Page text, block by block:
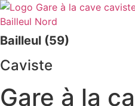
Bailleul (59)
Caviste
Gare à la